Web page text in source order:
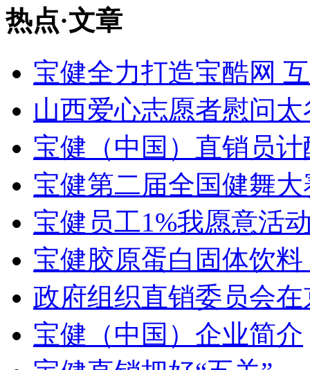
热点·文章
宝健全力打造宝酷网
山西爱心志愿者慰问
宝健（中国）直销员
宝健第二届全国健舞
宝健员工1%我愿意活
宝健胶原蛋白固体饮
政府组织直销委员会
宝健（中国）企业简介